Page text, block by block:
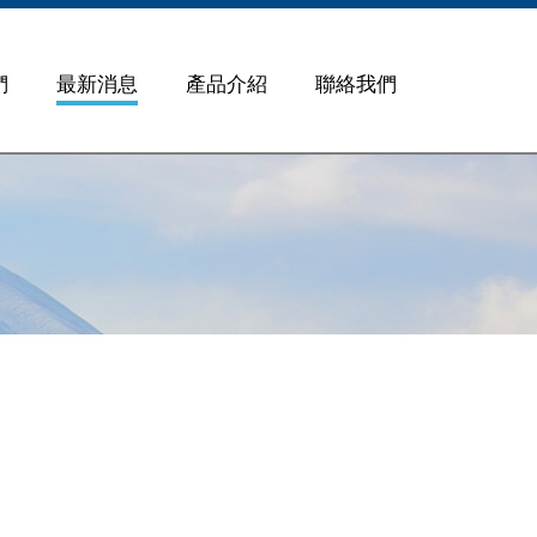
最新消息 產品介紹 聯絡我們